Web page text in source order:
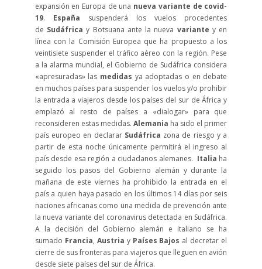
expansión en Europa de una nueva variante de covid-
19. España suspenderá los vuelos procedentes
de Sudáfrica y Botsuana ante la nueva variante y en
línea con la Comisión Europea que ha propuesto a los
veintisiete suspender el tráfico aéreo con la región. Pese
a la alarma mundial, el Gobierno de Sudáfrica considera
«apresuradas» las medidas ya adoptadas o en debate
en muchos países para suspender los vuelos y/o prohibir
la entrada a viajeros desde los países del sur de África y
emplazó al resto de países a «dialogar» para que
reconsideren estas medidas. Alemania ha sido el primer
país europeo en declarar Sudáfrica zona de riesgo y a
partir de esta noche únicamente permitirá el ingreso al
país desde esa región a ciudadanos alemanes. Italia ha
seguido los pasos del Gobierno alemán y durante la
mañana de este viernes ha prohibido la entrada en el
país a quien haya pasado en los últimos 14 días por seis
naciones africanas como una medida de prevención ante
la nueva variante del coronavirus detectada en Sudáfrica.
A la decisión del Gobierno alemán e italiano se ha
sumado Francia, Austria yPaíses Bajos al decretar el
cierre de sus fronteras para viajeros que lleguen en avión
desde siete países del sur de África.